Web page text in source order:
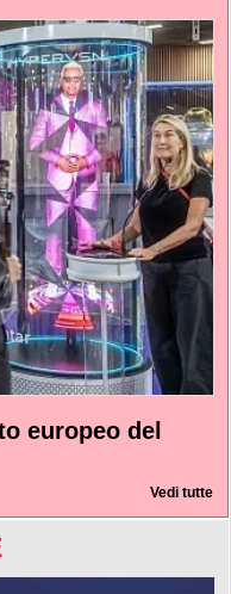
europeo del
Vedi tutte